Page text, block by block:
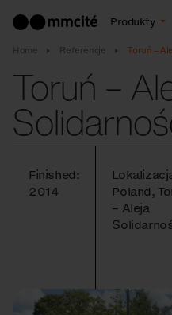
Produkty
Home Referencje Toruń –
Toruń –
Finished:
2014
Poland,
– Aleja